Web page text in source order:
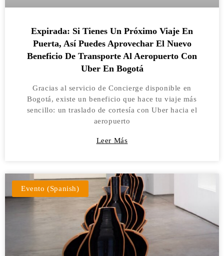
Expirada: Si Tienes Un Próximo Viaje En
Puerta, Así Puedes Aprovechar El Nuevo
Beneficio De Transporte Al Aeropuerto Con
Uber En Bogotá
Gracias al servicio de Concierge disponible en
Bogotá, existe un beneficio que hace tu viaje más
sencillo: un traslado de cortesía con Uber hacia el
aeropuerto
Leer Más
Evento (Spanish)